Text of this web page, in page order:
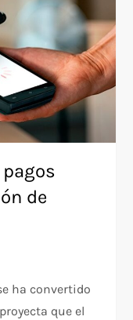
de
ha convertido
que el